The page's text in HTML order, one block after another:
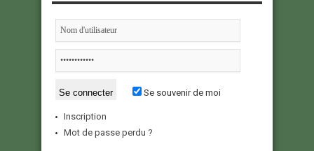
Se souvenir de moi
Inscription
Mot de passe perdu ?